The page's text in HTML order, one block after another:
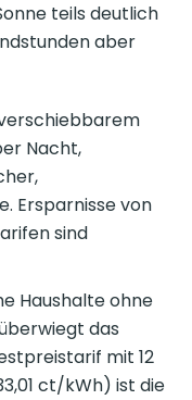
teils deutlich
aber
Nacht,
Ersparnisse von
sind
Haushalte ohne
das
mit 12
ct/kWh) ist die